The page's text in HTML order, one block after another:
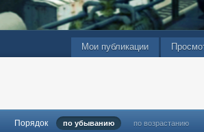
Мои публикации
Порядок по убыванию по возрастанию